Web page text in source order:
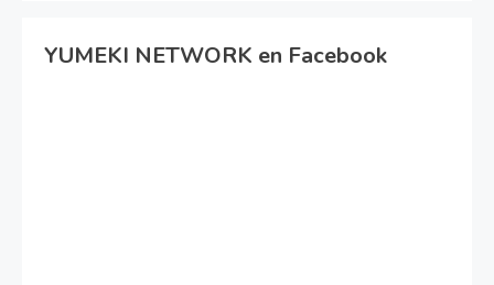
YUMEKI NETWORK en Facebook